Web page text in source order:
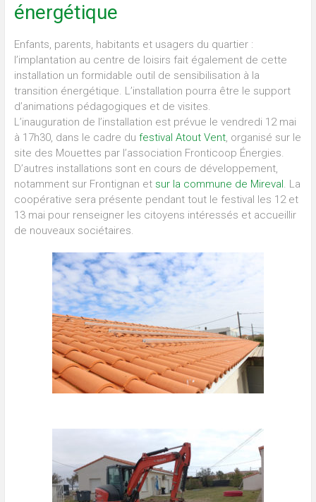
énergétique
Enfants, parents, habitants et usagers du quartier :
l’implantation au centre de loisirs fait également de cette
installation un formidable outil de sensibilisation à la
transition énergétique. L’installation pourra être le support
d’animations pédagogiques et de visites.
L’inauguration de l’installation est prévue le vendredi 12 mai
à 17h30, dans le cadre du festival Atout Vent, organisé sur le
site des Mouettes par l’association Fronticoop Énergies.
D’autres installations sont en cours de développement,
notamment sur Frontignan et sur la commune de Mireval. La
coopérative sera présente pendant tout le festival les 12 et
13 mai pour renseigner les citoyens intéressés et accueillir
de nouveaux sociétaires.